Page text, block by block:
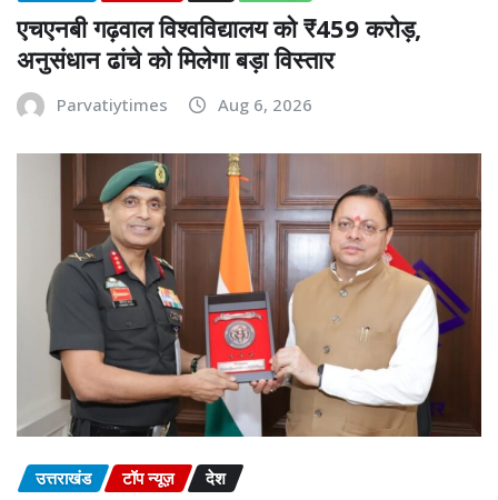
एचएनबी गढ़वाल विश्वविद्यालय को ₹459 करोड़,
अनुसंधान ढांचे को मिलेगा बड़ा विस्तार
Parvatiytimes Aug 6, 2026
उत्तराखंड टॉप न्यूज़ देश